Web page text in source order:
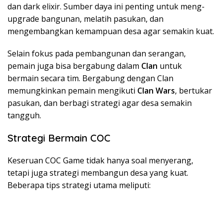
dan dark elixir. Sumber daya ini penting untuk meng-
upgrade bangunan, melatih pasukan, dan
mengembangkan kemampuan desa agar semakin kuat.
Selain fokus pada pembangunan dan serangan,
pemain juga bisa bergabung dalam Clan untuk
bermain secara tim. Bergabung dengan Clan
memungkinkan pemain mengikuti Clan Wars, bertukar
pasukan, dan berbagi strategi agar desa semakin
tangguh.
Strategi Bermain COC
Keseruan COC Game tidak hanya soal menyerang,
tetapi juga strategi membangun desa yang kuat.
Beberapa tips strategi utama meliputi: